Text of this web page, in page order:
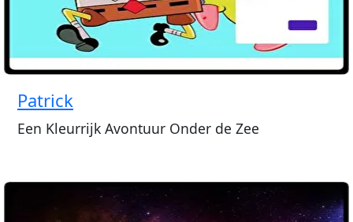
Patrick
Een Kleurrijk Avontuur Onder de Zee